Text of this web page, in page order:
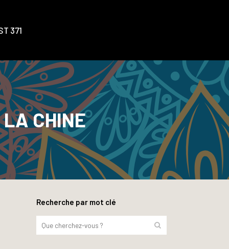
371
LA CHINE
Recherche par mot clé